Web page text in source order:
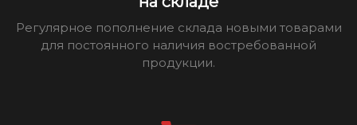
Регулярное пополнение склада новыми товарами
для постоянного наличия востребованной
продукции.